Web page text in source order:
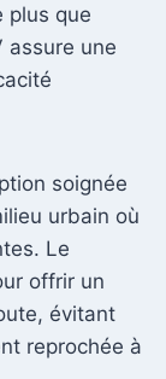
plus que
assure une
soignée
urbain où
Le
offrir un
évitant
reprochée à